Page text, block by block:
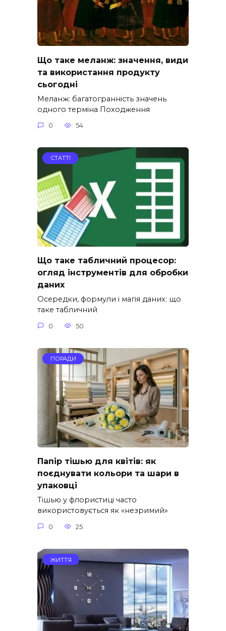
Що таке меланж: значення, види
та використання продукту
сьогодні
Меланж: багатогранність значень
одного терміна Походження
0 54
СТАТТІ
Що таке табличний процесор:
огляд інструментів для обробки
даних
Осередки, формули і магія даних: що
таке табличний
0 50
ПОРАДИ
Папір тішью для квітів: як
поєднувати кольори та шари в
упаковці
Тішью у флористиці часто
використовується як «незримий»
0 25
ЖИТТЯ